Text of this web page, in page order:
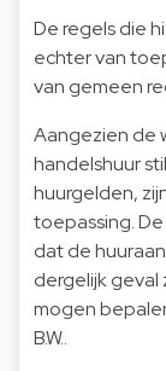
De regels die
echter van
van gemeen
Aangezien de
handelshuur
huurgelden,
toepassing.
dat de
dergelijk geval
mogen
B.W..